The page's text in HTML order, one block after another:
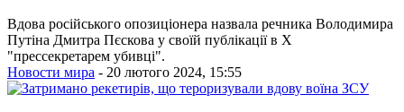
Вдова російського опозиціонера назвала речника Володимира
Путіна Дмитра Пєскова у своїй публікації в Х
"прессекретарем убивці".
Новости мира - 20 лютого 2024, 15:55